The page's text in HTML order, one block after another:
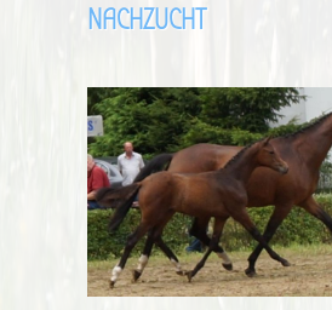
NACHZUCHT